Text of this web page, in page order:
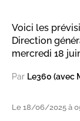
Voici les
Direction
mercredi 18
Par Le360 (avec
Le 18/06/2025 à